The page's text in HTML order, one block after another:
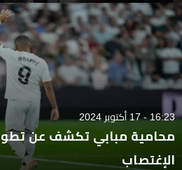
16:23 - 17 أكتوبر 2024
محامية مبابي تكشف عن
الإغتصاب